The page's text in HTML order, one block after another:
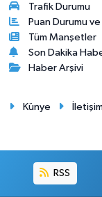
Trafik Durumu
Puan Durumu
Tüm Manşetler
Son Dakika
Haber Arşivi
Künye
RSS